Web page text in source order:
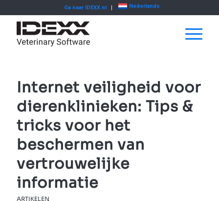
Ga naar IDEXX.nl Nederlands
Internet veiligheid voor
dierenklinieken: Tips &
tricks voor het
beschermen van
vertrouwelijke
informatie
ARTIKELEN